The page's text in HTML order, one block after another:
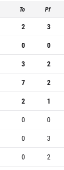
To Pf
2 3
0 0
3 2
7 2
2 1
0 0
0 3
0 2